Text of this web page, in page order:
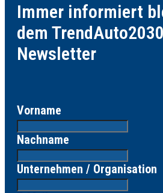
Immer informiert
dem
Newsletter
Vorname
Nachname
Unternehmen / Organisation